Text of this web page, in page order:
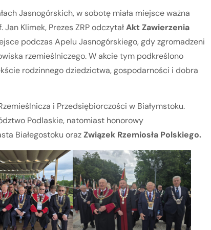
Jasnogórskich, w sobotę miała miejsce ważna
Klimek, Prezes ZRP odczytałAkt Zawierzenia
podczas Apelu Jasnogórskiego, gdy zgromadzeni
rzemieślniczego. W akcie tym podkreślono
rodzinnego dziedzictwa, gospodarności i dobra
i Przedsiębiorczości w Białymstoku.
Podlaskie, natomiast honorowy
Białegostoku orazZwiązek Rzemiosła Polskiego.